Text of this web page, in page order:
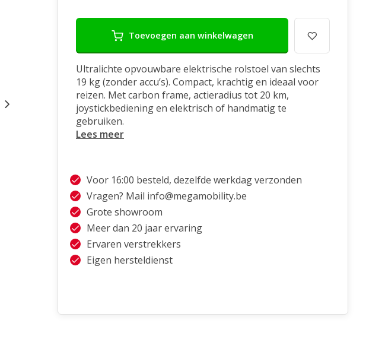
Toevoegen aan winkelwagen
Ultralichte opvouwbare elektrische rolstoel van slechts
19 kg (zonder accu’s). Compact, krachtig en ideaal voor
reizen. Met carbon frame, actieradius tot 20 km,
joystickbediening en elektrisch of handmatig te
gebruiken.
Lees meer
Voor 16:00 besteld, dezelfde werkdag verzonden
Vragen? Mail info@megamobility.be
Grote showroom
Meer dan 20 jaar ervaring
Ervaren verstrekkers
Eigen hersteldienst